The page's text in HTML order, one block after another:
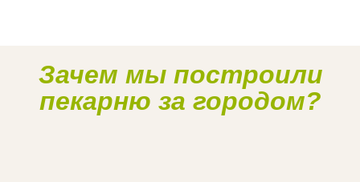
Наше производство
Зачем мы построили
пекарню за городом?